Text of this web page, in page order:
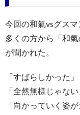
今回の和氣vsグスマ
多くの方から「和
が聞かれた。
「すばらしかった」
「全然無様じゃない
「向かっていく姿